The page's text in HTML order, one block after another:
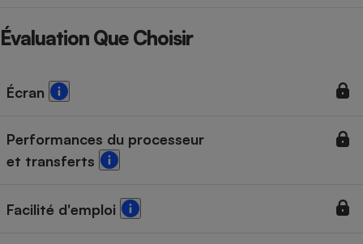
Évaluation Que Choisir
Écran
Performances du processeur
et transferts
Facilité d'emploi